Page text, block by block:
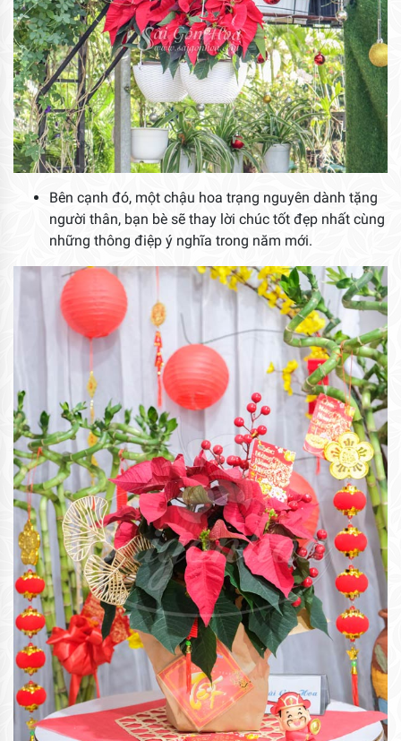
Bên cạnh đó, một chậu hoa trạng nguyên dành tặng
người thân, bạn bè sẽ thay lời chúc tốt đẹp nhất cùng
những thông điệp ý nghĩa trong năm mới.